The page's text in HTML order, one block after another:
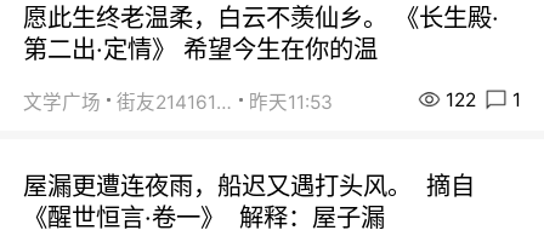
愿此生终老温柔，白云不羡仙乡。 《长生殿·
第二出·定情》 希望今生在你的温
文学广场 街友21416156 昨天11:53 122 1
屋漏更遭连夜雨，船迟又遇打头风。 摘自
《醒世恒言·卷一》 解释：屋子漏